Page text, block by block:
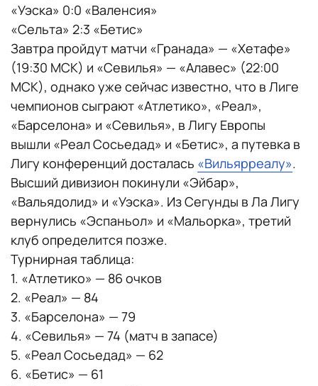
«Уэска» 0:0 «Валенсия»
«Сельта» 2:3 «Бетис»
Завтра пройдут матчи «Гранада» — «Хетафе»
(19:30 МСК) и «Севилья» — «Алавес» (22:00
МСК), однако уже сейчас известно, что в Лиге
чемпионов сыграют «Атлетико», «Реал»,
«Барселона» и «Севилья», в Лигу Европы
вышли «Реал Сосьедад» и «Бетис», а путевка в
Лигу конференций досталась «Вильярреалу».
Высший дивизион покинули «Эйбар»,
«Вальядолид» и «Уэска». Из Сегунды в Ла Лигу
вернулись «Эспаньол» и «Мальорка», третий
клуб определится позже.
Турнирная таблица:
1. «Атлетико» — 86 очков
2. «Реал» — 84
3. «Барселона» — 79
4. «Севилья» — 74 (матч в запасе)
5. «Реал Сосьедад» — 62
6. «Бетис» — 61